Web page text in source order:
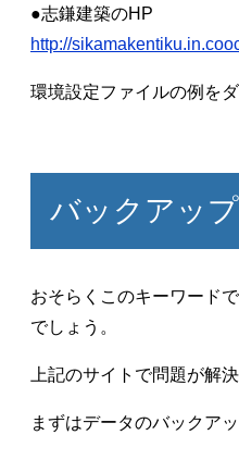
●志鎌建築のHP
http://
環境設定ファイルの例を
バックアッ
おそらくこのキーワード
でしょう。
上記のサイトで問題が解
まずはデータのバックア